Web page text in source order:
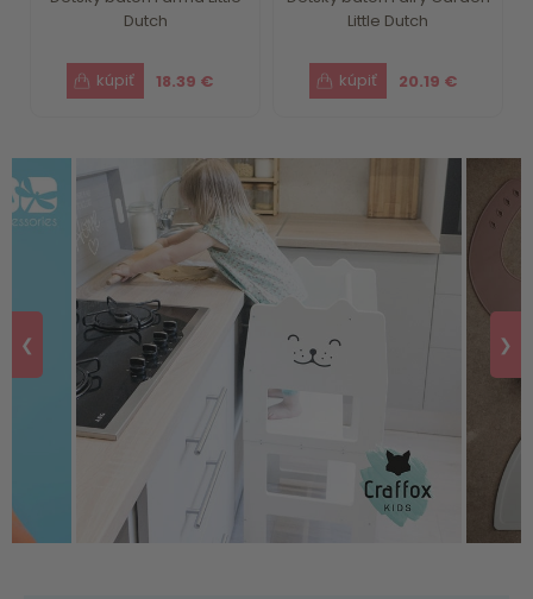
Dutch
18.39 €
Little Dutch
20.19 €
❮ ❯